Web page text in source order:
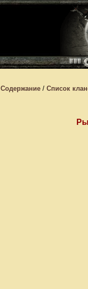
Содержание / Список